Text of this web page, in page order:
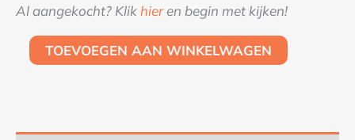
Al aangekocht? Klikhieren begin met kijken!
TOEVOEGEN AAN WINKELWAGEN